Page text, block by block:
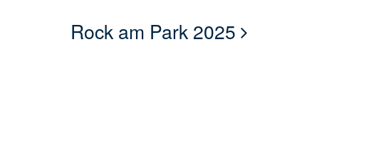
Rock am Park 2025